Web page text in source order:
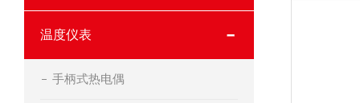
温度仪表
手柄式热电偶